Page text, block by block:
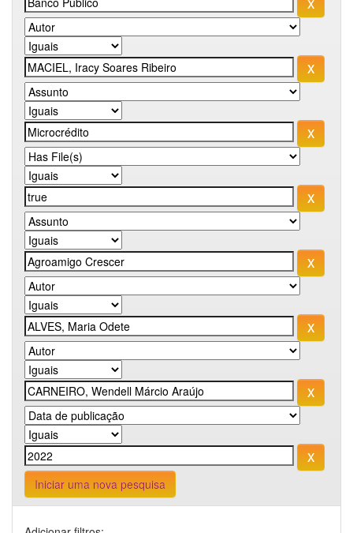
Iniciar uma nova pesquisa